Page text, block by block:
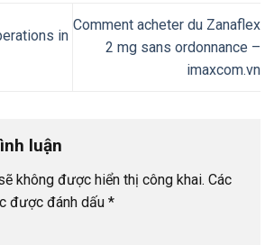
in
Comment acheter du Zanaflex
2 mg sans ordonnance –
imaxcom.vn
luận
không được hiển thị công khai. Các
được đánh dấu *